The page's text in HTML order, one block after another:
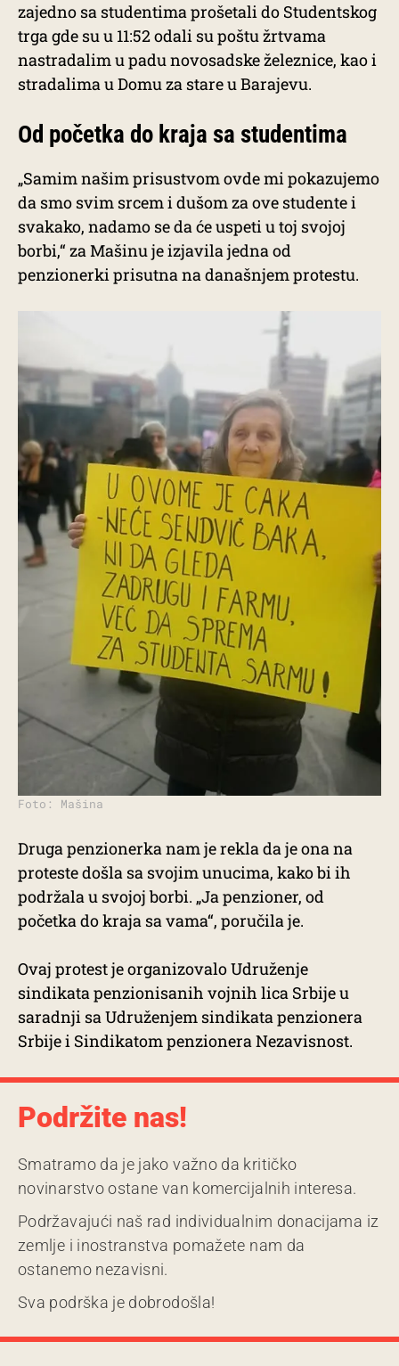
zajedno sa studentima prošetali do Studentskog
trga gde su u 11:52 odali su poštu žrtvama
nastradalim u padu novosadske železnice, kao i
stradalima u Domu za stare u Barajevu.
Od početka do kraja sa studentima
„Samim našim prisustvom ovde mi pokazujemo
da smo svim srcem i dušom za ove studente i
svakako, nadamo se da će uspeti u toj svojoj
borbi,“ za Mašinu je izjavila jedna od
penzionerki prisutna na današnjem protestu.
Foto: Mašina
Druga penzionerka nam je rekla da je ona na
proteste došla sa svojim unucima, kako bi ih
podržala u svojoj borbi. „Ja penzioner, od
početka do kraja sa vama“, poručila je.
Ovaj protest je organizovalo Udruženje
sindikata penzionisanih vojnih lica Srbije u
saradnji sa Udruženjem sindikata penzionera
Srbije i Sindikatom penzionera Nezavisnost.
Podržite nas!
Smatramo da je jako važno da kritičko
novinarstvo ostane van komercijalnih interesa.
Podržavajući naš rad individualnim donacijama iz
zemlje i inostranstva pomažete nam da
ostanemo nezavisni.
Sva podrška je dobrodošla!